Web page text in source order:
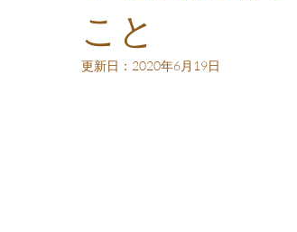
こと
更新日： 2020年6月19日